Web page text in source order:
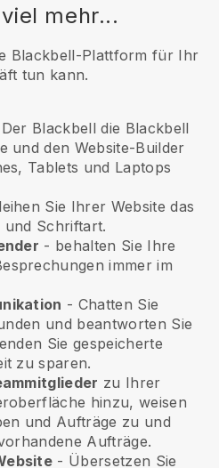
mehr...
Blackbell-Plattform für Ihr
tun kann.
Blackbell die Blackbell
und den Website-Builder
Tablets und Laptops
Sie Ihrer Website das
Schriftart.
- behalten Sie Ihre
immer im
- Chatten Sie
und beantworten Sie
Sie gespeicherte
zu sparen.
zu Ihrer
hinzu, weisen
und Aufträge zu und
Aufträge.
- Übersetzen Sie